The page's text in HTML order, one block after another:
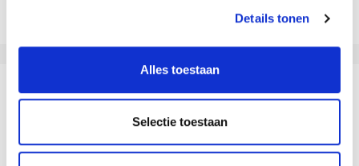
Details tonen
Alles toestaan
Selectie toestaan
Zo kan het dus ook
Waarom Landelijke Alimentatiedesk?